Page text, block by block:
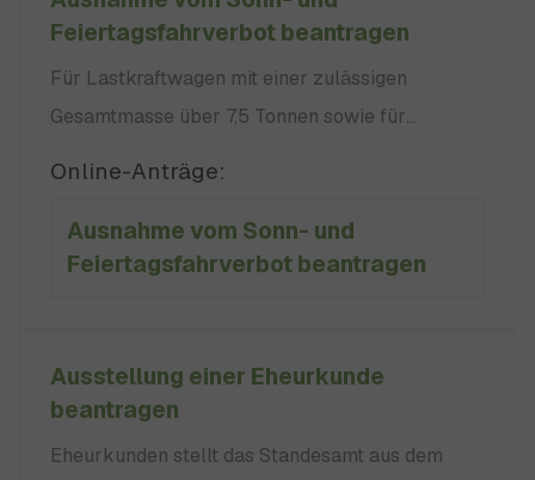
Feiertagsfahrverbot beantragen
Für Lastkraftwagen mit einer zulässigen
Gesamtmasse über 7,5 Tonnen sowie für
0:00 und 22:00 Uhr. Wenn Sie trotzdem
dringend eine Fahrt durchführen müssen,
Online-Anträge:
Ausnahme vom Sonn- und
Feiertagsfahrverbot beantragen
Ausstellung einer Eheurkunde
beantragen
Eheurkunden stellt das Standesamt aus dem